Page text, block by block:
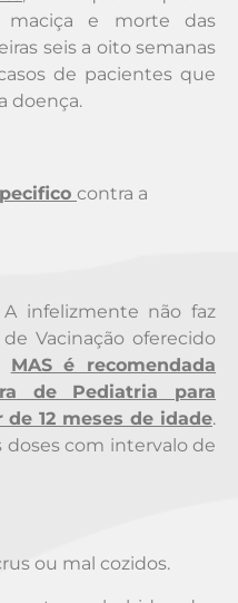
maciça e morte das
seis a oito semanas
de pacientes que
doença.
contra a
infelizmente não faz
Vacinação oferecido
MAS é recomendada
de Pediatria para
12 meses de idade.
doses com intervalo de
ou mal cozidos.